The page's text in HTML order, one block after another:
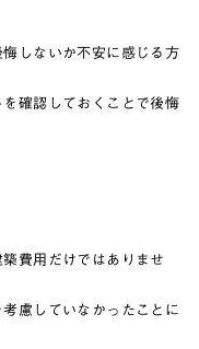
しないか不安に感じる方
確認しておくことで後悔
費用だけではありませ
慮していなかったことに